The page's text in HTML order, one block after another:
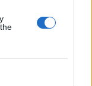
Eibach pero
los
su vida.
para que